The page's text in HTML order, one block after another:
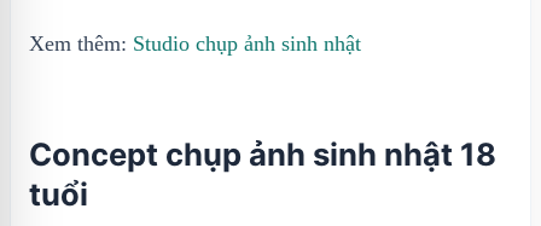
Xem thêm: Studio chụp ảnh sinh nhật
Concept chụp ảnh sinh nhật 18
tuổi